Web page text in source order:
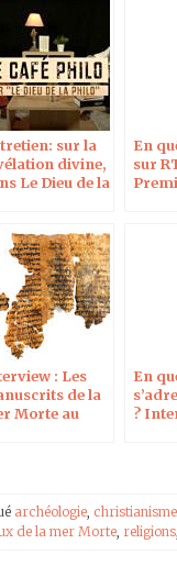
sur la
divine,
Le Dieu de la
En
sur
: Les
de la
Morte au
En
?
archéologie, christianisme
de la mer Morte, religions,